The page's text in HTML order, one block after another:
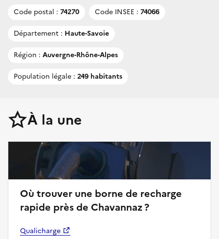
Code postal : 74270 Code INSEE : 74066
Département : Haute-Savoie
Région : Auvergne-Rhône-Alpes
Population légale : 249 habitants
À la une
Où trouver une borne de recharge
rapide près de Chavannaz ?
Qualicharge